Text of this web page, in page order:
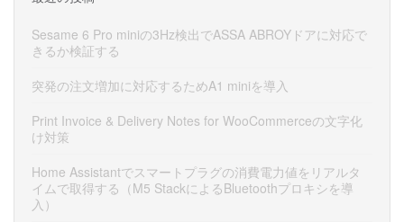
Sesame 6 Pro miniの3Hz検出でASSA ABROYドアに対応で
きるか検証する
突発の注文増加に対応するためA1 miniを導入
Print Invoice & Delivery Notes for WooCommerceの文字化
け対策
Home Assistantでスマートプラグの消費電力値をリアルタ
イムで取得する（M5 StackによるBluetoothプロキシを導
入）